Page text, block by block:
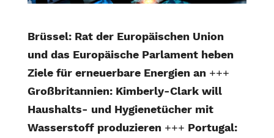
Brüssel: Rat der Europäischen Union
und das Europäische Parlament heben
Ziele für erneuerbare Energien an +++
Großbritannien: Kimberly-Clark will
Haushalts- und Hygienetücher mit
Wasserstoff produzieren +++ Portugal: